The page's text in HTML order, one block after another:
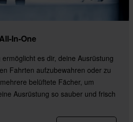
In-One
es dir, deine Ausrüstung
Fahrten aufzubewahren oder zu
belüftete Fächer, um
Ausrüstung so sauber und frisch